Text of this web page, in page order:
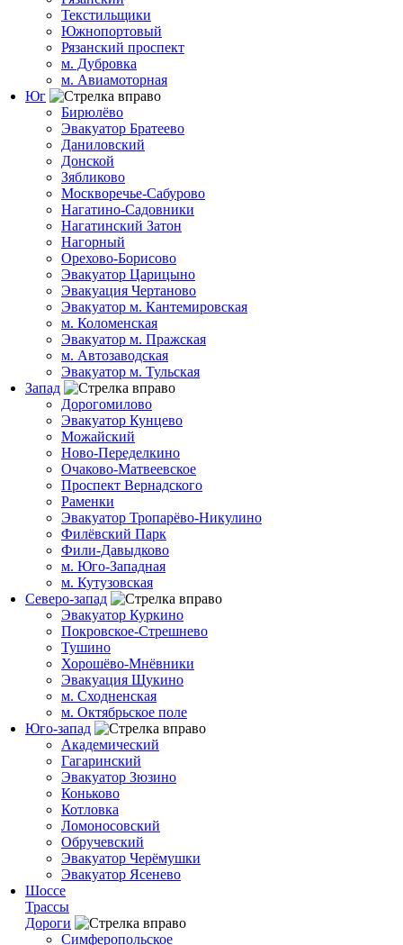
Текстильщики
Южнопортовый
Рязанский проспект
м. Дубровка
м. Авиамоторная
Юг
Бирюлёво
Эвакуатор Братеево
Даниловский
Донской
Зябликово
Москворечье-Сабурово
Нагатино-Садовники
Нагатинский Затон
Нагорный
Орехово-Борисово
Эвакуатор Царицыно
Эвакуация Чертаново
Эвакуатор м. Кантемировская
м. Коломенская
Эвакуатор м. Пражская
м. Автозаводская
Эвакуатор м. Тульская
Запад
Дорогомилово
Эвакуатор Кунцево
Можайский
Ново-Переделкино
Очаково-Матвеевское
Проспект Вернадского
Раменки
Эвакуатор Тропарёво-Никулино
Филёвский Парк
Фили-Давыдково
м. Юго-Западная
м. Кутузовская
Северо-запад
Эвакуатор Куркино
Покровское-Стрешнево
Тушино
Хорошёво-Мнёвники
Эвакуация Щукино
м. Сходненская
м. Октябрьское поле
Юго-запад
Академический
Гагаринский
Эвакуатор Зюзино
Коньково
Котловка
Ломоносовский
Обручевский
Эвакуатор Черёмушки
Эвакуатор Ясенево
Шоссе
Трассы
Дороги
Симферопольское